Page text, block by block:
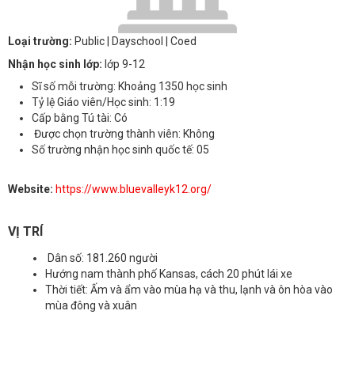
Loại trường: Public | Dayschool
| Coed
Nhận học sinh lớp: lớp 9-12
Sĩ số mỗi trường: Khoảng 1350 học sinh
Tỷ lệ Giáo viên/Học sinh: 1:19
Cấp bằng Tú tài: Có
Được chọn trường thành viên: Không
Số trường nhận học sinh quốc tế: 05
Website: https://www.bluevalleyk12.org/
VỊ TRÍ
Dân số: 181.260 người
Hướng nam thành phố Kansas, cách 20 phút lái xe
Thời tiết: Ấm và ẩm vào mùa hạ và thu, lạnh và ôn hòa vào
mùa đông và xuân